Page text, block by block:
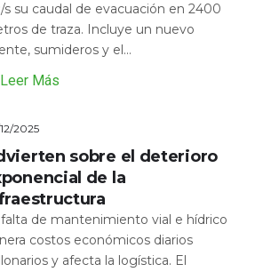
s su caudal de evacuación en 2400
de traza. Incluye un nuevo
sumideros y el...
Leer Más
2025
sobre el deterioro
de la
falta de mantenimiento vial e hídrico
costos económicos diarios
y afecta la logística. El